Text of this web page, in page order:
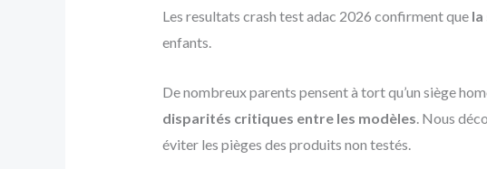
Les resultats crash test adac 2026 confirment que
enfants.
De nombreux parents pensent à tort qu’un siège
disparités critiques entre les modèles. Nous
éviter les pièges des produits non testés.